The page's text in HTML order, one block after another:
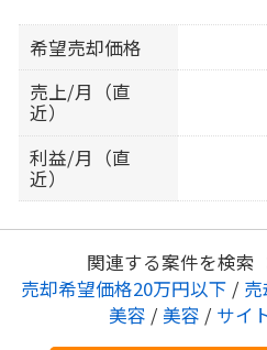
希望売却価格
売上/月（直
近）
利益/月（直
近）
関連する案件を検索
売却希望価格20万円以下 /
美容 / 美容 / サイ